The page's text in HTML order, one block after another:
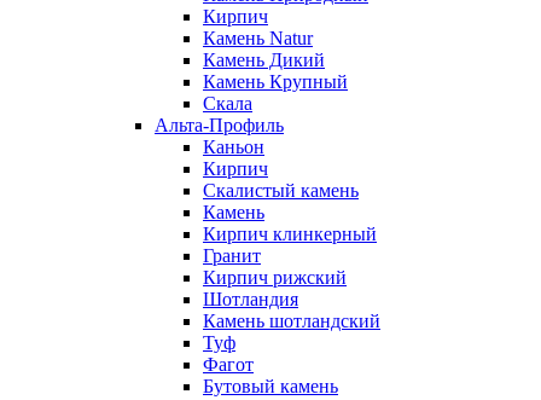
Кирпич
Камень Natur
Камень Дикий
Камень Крупный
Скала
Альта-Профиль
Каньон
Кирпич
Скалистый камень
Камень
Кирпич клинкерный
Гранит
Кирпич рижский
Шотландия
Камень шотландский
Туф
Фагот
Бутовый камень